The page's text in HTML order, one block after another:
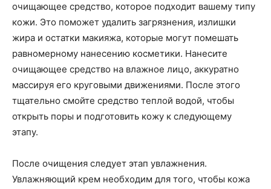
очищающее средство, которое подходит вашему типу
кожи. Это поможет удалить загрязнения, излишки
жира и остатки макияжа, которые могут помешать
равномерному нанесению косметики. Нанесите
очищающее средство на влажное лицо, аккуратно
массируя его круговыми движениями. После этого
тщательно смойте средство теплой водой, чтобы
открыть поры и подготовить кожу к следующему
этапу.
После очищения следует этап увлажнения.
Увлажняющий крем необходим для того, чтобы кожа